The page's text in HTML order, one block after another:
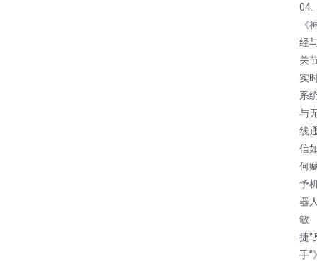
04.
《
经
关
实
系
与
线
信
何
予
器
敏
捷"
手”